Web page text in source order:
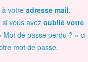
votreadresse mail.
si vous avez oublié votre
Mot de passe perdu ? » ci-
mot de passe.